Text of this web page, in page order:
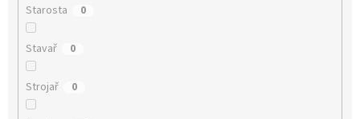
Starosta 0
Stavař 0
Strojař 0